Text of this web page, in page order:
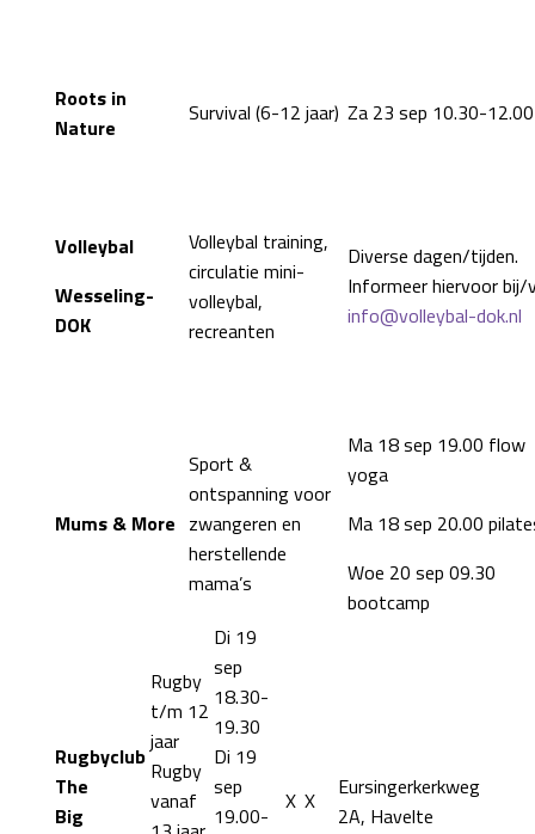
Roots in
Nature
Survival (6-12 jaar) Za 23 sep 10.30-12.00
Volleybal
Wesseling-
DOK
Volleybal training,
circulatie mini-
volleybal,
recreanten
Diverse dagen/tijden.
Informeer hiervoor bij/
info@volleybal-dok.nl
Mums & More
Sport &
ontspanning voor
zwangeren en
herstellende
mama’s
Ma 18 sep 19.00 flow
yoga
Ma 18 sep 20.00
Woe 20 sep 09.30
bootcamp
Rugbyclub
The
Big
Rugby
t/m 12
jaar
Rugby
vanaf
Di 19
sep
18.30-
19.30
Di 19
sep
19.00-
X X
Eursingerkerkweg
2A, Havelte